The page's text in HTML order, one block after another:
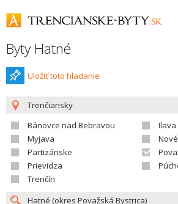
Byty Hatné
Uložiť toto hladanie
Trenčiansky
Bánovce nad Bebravou
Ilava
Myjava
Partizánske
Prievidza
Trenčín